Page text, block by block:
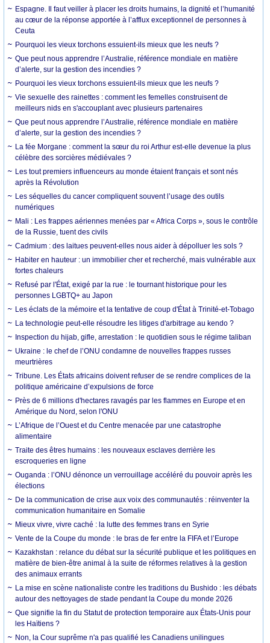
Espagne. Il faut veiller à placer les droits humains, la dignité et l’humanité
au cœur de la réponse apportée à l’afflux exceptionnel de personnes à
Ceuta
Pourquoi les vieux torchons essuient-ils mieux que les neufs ?
Que peut nous apprendre l’Australie, référence mondiale en matière
d’alerte, sur la gestion des incendies ?
Pourquoi les vieux torchons essuient-ils mieux que les neufs ?
Vie sexuelle des rainettes : comment les femelles construisent de
meilleurs nids en s'accouplant avec plusieurs partenaires
Que peut nous apprendre l’Australie, référence mondiale en matière
d’alerte, sur la gestion des incendies ?
La fée Morgane : comment la sœur du roi Arthur est-elle devenue la plus
célèbre des sorcières médiévales ?
Les tout premiers influenceurs au monde étaient français et sont nés
après la Révolution
Les séquelles du cancer compliquent souvent l’usage des outils
numériques
Mali : Les frappes aériennes menées par « Africa Corps », sous le contrôle
de la Russie, tuent des civils
Cadmium : des laitues peuvent-elles nous aider à dépolluer les sols ?
Habiter en hauteur : un immobilier cher et recherché, mais vulnérable aux
fortes chaleurs
Refusé par l'État, exigé par la rue : le tournant historique pour les
personnes LGBTQ+ au Japon
Les éclats de la mémoire et la tentative de coup d'État à Trinité-et-Tobago
La technologie peut-elle résoudre les litiges d'arbitrage au kendo ?
Inspection du hijab, gifle, arrestation : le quotidien sous le régime taliban
Ukraine : le chef de l’ONU condamne de nouvelles frappes russes
meurtrières
Tribune. Les États africains doivent refuser de se rendre complices de la
politique américaine d’expulsions de force
Près de 6 millions d'hectares ravagés par les flammes en Europe et en
Amérique du Nord, selon l'ONU
L’Afrique de l’Ouest et du Centre menacée par une catastrophe
alimentaire
Traite des êtres humains : les nouveaux esclaves derrière les
escroqueries en ligne
Ouganda : l’ONU dénonce un verrouillage accéléré du pouvoir après les
élections
De la communication de crise aux voix des communautés : réinventer la
communication humanitaire en Somalie
Mieux vivre, vivre caché : la lutte des femmes trans en Syrie
Vente de la Coupe du monde : le bras de fer entre la FIFA et l’Europe
Kazakhstan : relance du débat sur la sécurité publique et les politiques en
matière de bien-être animal à la suite de réformes relatives à la gestion
des animaux errants
La mise en scène nationaliste contre les traditions du Bushido : les débats
autour des nettoyages de stade pendant la Coupe du monde 2026
Que signifie la fin du Statut de protection temporaire aux États-Unis pour
les Haïtiens ?
Non, la Cour suprême n'a pas qualifié les Canadiens unilingues